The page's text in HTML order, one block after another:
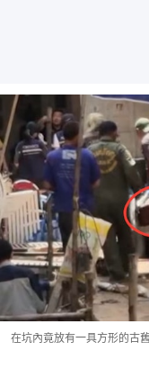
在坑內竟放有一具方形的古